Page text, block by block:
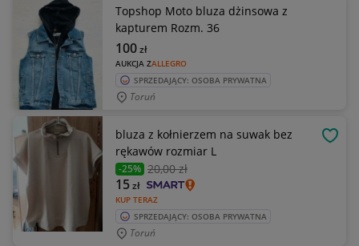
Topshop Moto bluza dżinsowa z
kapturem Rozm. 36
AUKCJA ZALLEGRO
100zł
SPRZEDAJĄCY: OSOBA PRYWATNA
Toruń
bluza z kołnierzem na suwak bez
rękawów rozmiar L
-25% 20,00 zł
KUP TERAZ
15zł
SPRZEDAJĄCY: OSOBA PRYWATNA
Toruń